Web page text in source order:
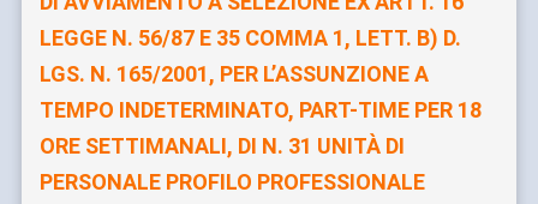
LEGGE N. 56/87 E 35 COMMA 1, LETT. B) D.
LGS. N. 165/2001, PER L’ASSUNZIONE A
TEMPO INDETERMINATO, PART-TIME PER 18
ORE SETTIMANALI, DI N. 31 UNITÀ DI
PERSONALE PROFILO PROFESSIONALE